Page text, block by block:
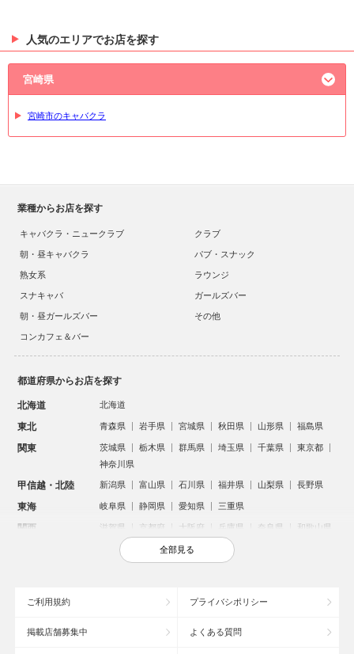
人気のエリアでお店を探す
宮崎県
宮崎市のキャバクラ
業種からお店を探す
キャバクラ・ニュークラブ
クラブ
朝・昼キャバクラ
パブ・スナック
熟女系
ラウンジ
スナキャバ
ガールズバー
朝・昼ガールズバー
その他
コンカフェ＆バー
都道府県からお店を探す
北海道 北海道
東北 青森県 岩手県 宮城県 秋田県 山形県 福島県
関東 茨城県 栃木県 群馬県 埼玉県 千葉県
東京都
神奈川県
甲信越・北陸 新潟県 富山県 石川県 福井県 山梨県 長野県
東海 岐阜県 静岡県 愛知県 三重県
関西 滋賀県 京都府 大阪府 兵庫県 奈良県 和歌山県
鳥取県 島根県 岡山県 広島県
沖縄県
全部見る
ご利用規約 プライバシポリシー
掲載店舗募集中 よくある質問